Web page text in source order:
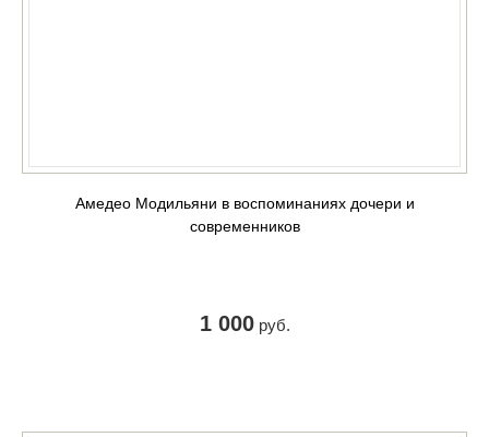
Амедео Модильяни в воспоминаниях дочери и
современников
1 000руб.